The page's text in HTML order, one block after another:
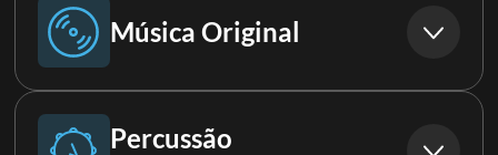
Música Original
Música Original
Percussão